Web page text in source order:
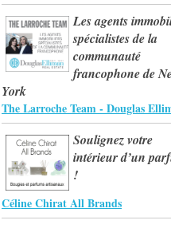
Les agents
spécialistes de la
communauté
francophone de
York
The Larroche Team - Douglas
Soulignez votre
intérieur d’un
!
Céline Chirat All Brands